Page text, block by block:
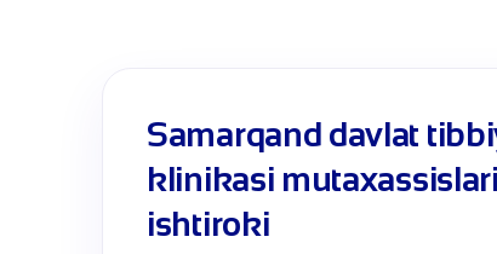
Samarqand davlat
klinikasi
ishtiroki